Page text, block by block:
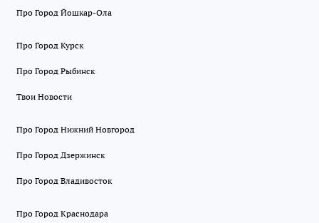
Про Город Йошкар-Ола
Про Город Курск
Про Город Рыбинск
Твои Новости
Про Город Нижний Новгород
Про Город Дзержинск
Про Город Владивосток
Про Город Краснодара